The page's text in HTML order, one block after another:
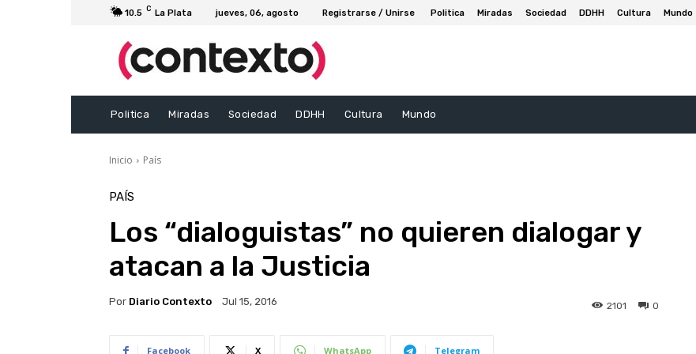
10.5 C La Plata jueves, 06, agosto Registrarse / Unirse Politica Miradas Sociedad DDHH Cultura Mundo
Politica Miradas Sociedad DDHH Cultura Mundo
Inicio País
PAÍS
Los “dialoguistas” no quieren dialogar y
atacan a la Justicia
Por Diario Contexto Jul 15, 2016 0
2101
Facebook X WhatsApp Telegram